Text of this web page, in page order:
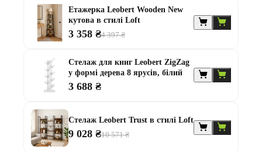
Комплекти садових меблів
Лавки садові
Надувні батути та водні гірки
Садові комоди та скрині
Садові та балконні меблі
Стільці садові
Столи садові
Шезлонги та лежаки
Альтанки
Етажерка Leobert Wooden New
кутова в стилі Loft
3 358 ₴4 397 ₴
Стелаж для книг Leobert ZigZag
у формі дерева 8 ярусів, білий
3 688 ₴
Стелаж Leobert Trust в стилі Loft
9 028 ₴10 571 ₴